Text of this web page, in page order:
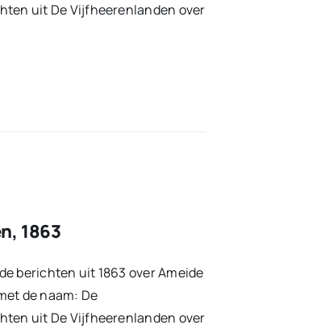
uit De Vijfheerenlanden over
1863
berichten uit 1863 over Ameide
de naam: De
uit De Vijfheerenlanden over